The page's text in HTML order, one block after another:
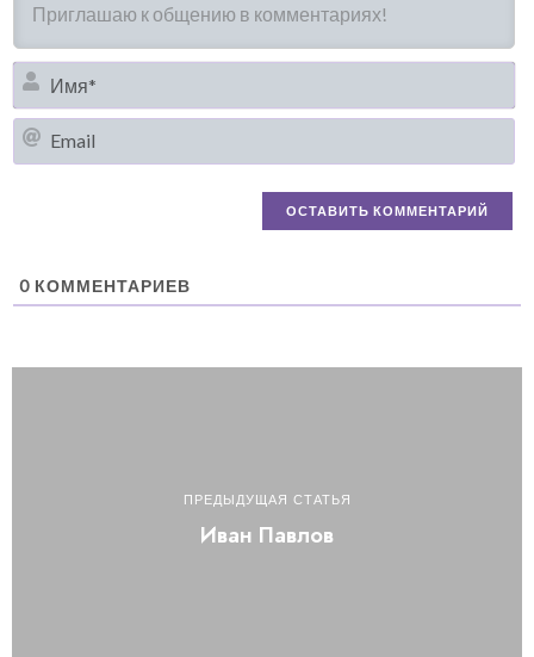
0 КОММЕНТАРИЕВ
ПРЕДЫДУЩАЯ СТАТЬЯ
Иван Павлов